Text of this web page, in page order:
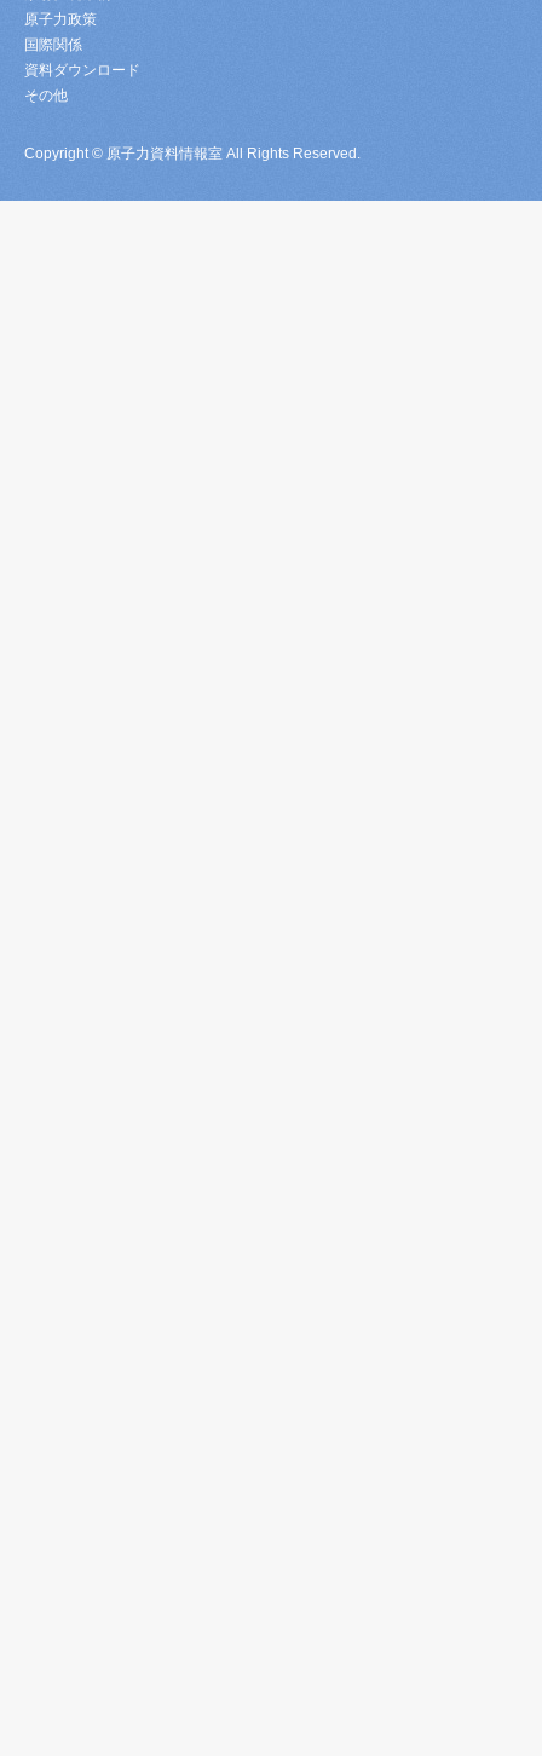
原子力政策
国際関係
資料ダウンロード
その他
Copyright © 原子力資料情報室 All Rights Reserved.